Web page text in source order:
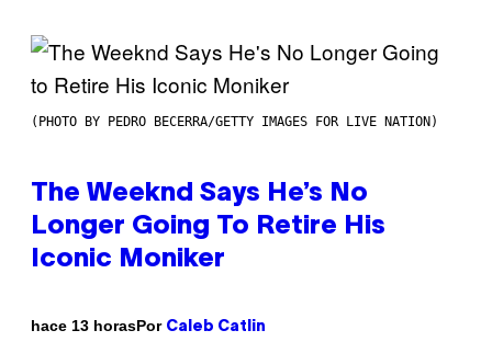
(PHOTO BY PEDRO BECERRA/GETTY IMAGES FOR LIVE NATION)
The Weeknd Says He’s No
Longer Going To Retire His
Iconic Moniker
hace 13 horasPor Caleb Catlin